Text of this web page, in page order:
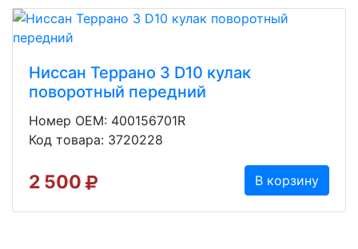
Ниссан Террано 3 D10 кулак
поворотный передний
Номер OEM: 400156701R
Код товара: 3720228
2 500 В корзину